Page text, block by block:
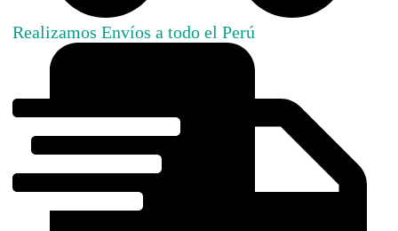
Realizamos Envíos a todo el Perú